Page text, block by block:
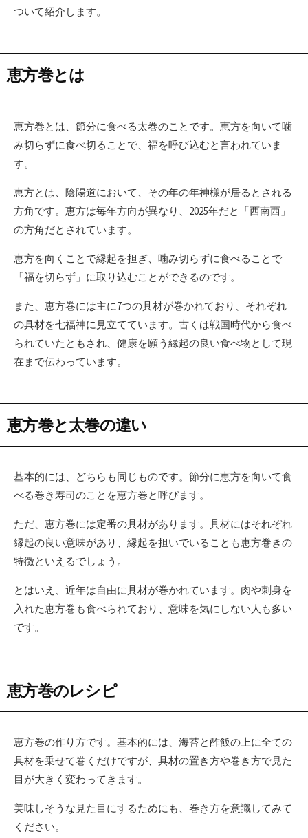
ついて紹介します。
恵方巻とは
恵方巻とは、節分に食べる太巻のことです。恵方を向いて噛
み切らずに食べ切ることで、福を呼び込むと言われていま
す。
恵方とは、陰陽道において、その年の年神様が居るとされる
方角です。恵方は毎年方向が異なり、2025年だと「西南西」
の方角だとされています。
恵方を向くことで縁起を担ぎ、噛み切らずに食べることで
「福を切らず」に取り込むことができるのです。
また、恵方巻には主に7つの具材が巻かれており、それぞれ
の具材を七福神に見立てています。古くは戦国時代から食べ
られていたともされ、健康を願う縁起の良い食べ物として現
在まで伝わっています。
恵方巻と太巻の違い
基本的には、どちらも同じものです。節分に恵方を向いて食
べる巻き寿司のことを恵方巻と呼びます。
ただ、恵方巻には定番の具材があります。具材にはそれぞれ
縁起の良い意味があり、縁起を担いでいることも恵方巻きの
特徴といえるでしょう。
とはいえ、近年は自由に具材が巻かれています。肉や刺身を
入れた恵方巻も食べられており、意味を気にしない人も多い
です。
恵方巻のレシピ
恵方巻の作り方です。基本的には、海苔と酢飯の上に全ての
具材を乗せて巻くだけですが、具材の置き方や巻き方で見た
目が大きく変わってきます。
美味しそうな見た目にするためにも、巻き方を意識してみて
ください。